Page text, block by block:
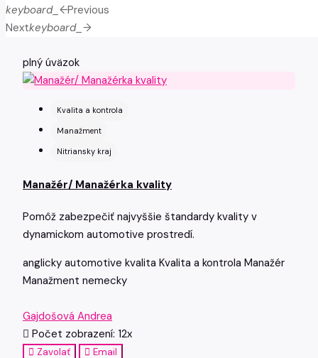
keyboard_arrow_leftPrevious
Nextkeyboard_arrow_right
plný úväzok
Kvalita a kontrola
Manažment
Nitriansky kraj
Manažér/ Manažérka kvality
Pomôž zabezpečiť najvyššie štandardy kvality v
dynamickom automotive prostredí.
anglicky automotive kvalita Kvalita a kontrola Manažér
Manažment nemecky
Gajdošová Andrea
Počet zobrazení: 12x
Zavolať Email